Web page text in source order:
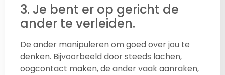
3. Je bent er op gericht de
ander te verleiden.
De ander manipuleren om goed over jou te
denken. Bijvoorbeeld door steeds lachen,
oogcontact maken, de ander vaak aanraken,